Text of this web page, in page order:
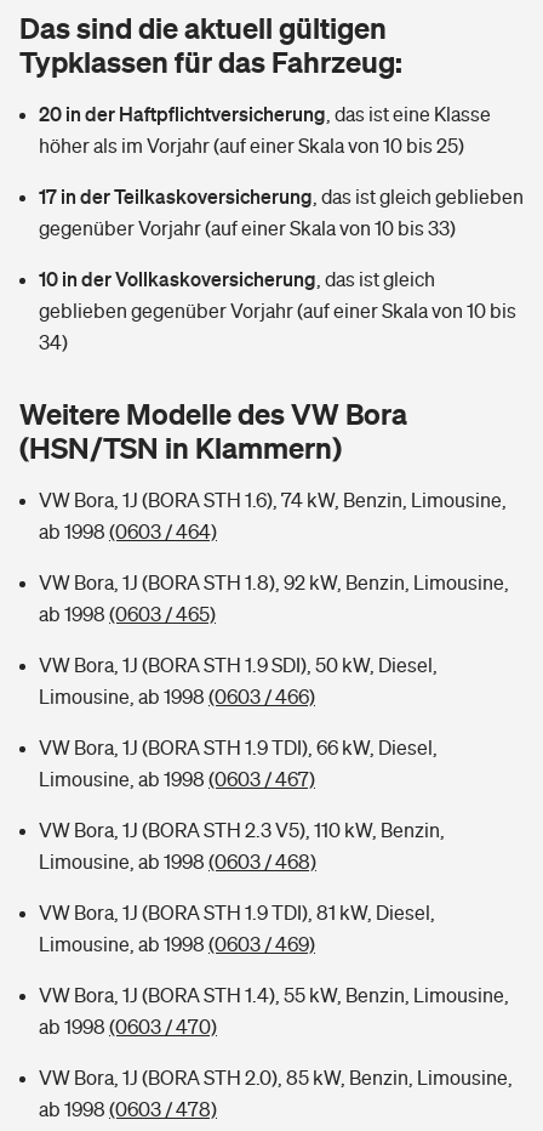
Tools
Wer versichert was: Jetzt Versicherer finden
Sie haben Fragen?
Glasversicherung
Mietkautionsversicherung
Restkreditversicherung
Zur Übersicht
Hochwasser-Check: Wie gefährdet ist Ihr Haus?
Wer versichert was: Jetzt Versicherer finden
Sie haben Fragen?
Kinderunfall­ver­si­che­rung
Kinderinvalidität
Reiseversicherung
Pferdehalter-Haftpflicht
Private Cyberversicherung
Musikinstrumentenversicherung
Zur Übersicht
Tools
Kinderunfall-Check: Mehr Sicherheit für deine Kids
Sie haben Fragen?
Dread-Disease-Versicherung
Tierkrankenversicherung
Wer versichert was: Jetzt Versicherer finden
Sie haben Fragen?
Rentenrechner: Wie viel Geld bekomme ich im Alter?
Das sind die aktuell gültigen
Typklassen für das Fahrzeug:
20 in der Haftpflichtversicherung das ist eine Klasse
höher als im Vorjahr (auf einer Skala von 10 bis 25)
17 in der Teilkaskoversicherung das ist gleich geblieben
gegenüber Vorjahr (auf einer Skala von 10 bis 33)
10 in der Vollkaskoversicherung das ist gleich
geblieben gegenüber Vorjahr (auf einer Skala von 10 bis
34)
Weitere Modelle des VW Bora
(HSN/TSN in Klammern)
VW Bora, 1J (BORA STH 1.6), 74 kW, Benzin, Limousine,
ab 1998 (0603 / 464)
VW Bora, 1J (BORA STH 1.8), 92 kW, Benzin, Limousine,
ab 1998 (0603 / 465)
VW Bora, 1J (BORA STH 1.9 SDI), 50 kW, Diesel,
Limousine, ab 1998 (0603 / 466)
VW Bora, 1J (BORA STH 1.9 TDI), 66 kW, Diesel,
Limousine, ab 1998 (0603 / 467)
VW Bora, 1J (BORA STH 2.3 V5), 110 kW, Benzin,
Limousine, ab 1998 (0603 / 468)
VW Bora, 1J (BORA STH 1.9 TDI), 81 kW, Diesel,
Limousine, ab 1998 (0603 / 469)
VW Bora, 1J (BORA STH 1.4), 55 kW, Benzin, Limousine,
ab 1998 (0603 / 470)
VW Bora, 1J (BORA STH 2.0), 85 kW, Benzin, Limousine,
ab 1998 (0603 / 478)